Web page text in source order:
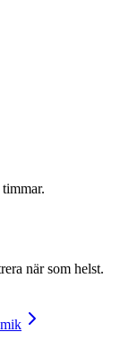
när som helst.